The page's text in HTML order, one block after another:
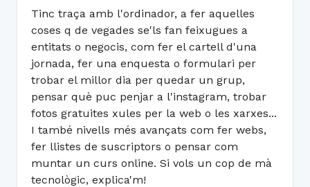
Tinc traça amb l'ordinador, a fer aquelles
coses q de vegades se'ls fan feixugues a
entitats o negocis, com fer el cartell d'una
jornada, fer una enquesta o formulari per
trobar el millor dia per quedar un grup,
pensar què puc penjar a l'instagram, trobar
fotos gratuites xules per la web o les xarxes...
I també nivells més avançats com fer webs,
fer llistes de suscriptors o pensar com
muntar un curs online. Si vols un cop de mà
tecnològic, explica'm!